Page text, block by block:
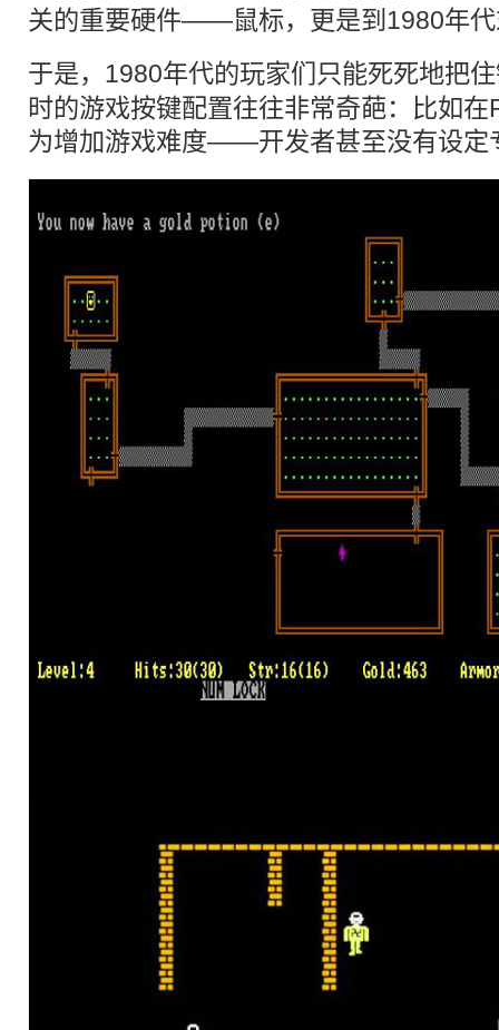
关的重要硬件——鼠标，更是到1980年代
于是，1980年代的玩家们只能死死地把住
时的游戏按键配置往往非常奇葩：比如
为增加游戏难度——开发者甚至没有设定